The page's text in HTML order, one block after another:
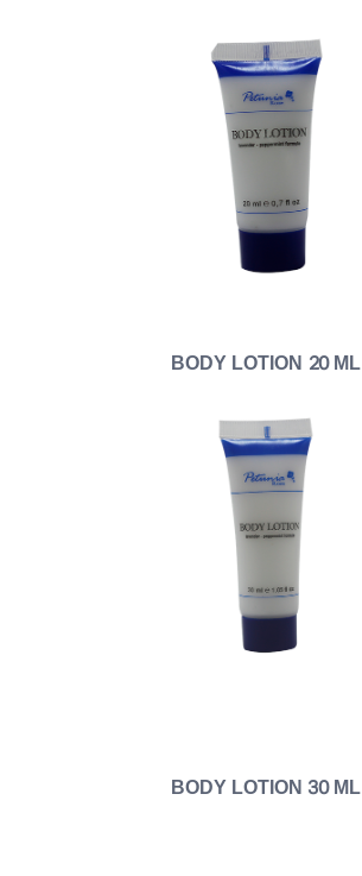
BODY LOTION 20 ML
BODY LOTION 30 ML